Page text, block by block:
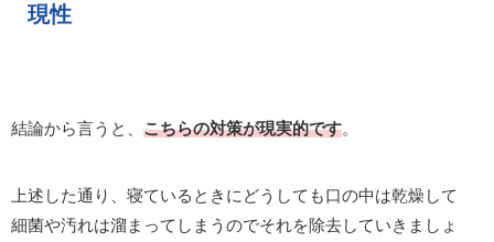
現性
結論から言うと、 こちらの対策が現実的です。
上述した通り、寝ているときにどうしても口の中は乾燥して
細菌や汚れは溜まってしまうのでそれを除去していきましょ